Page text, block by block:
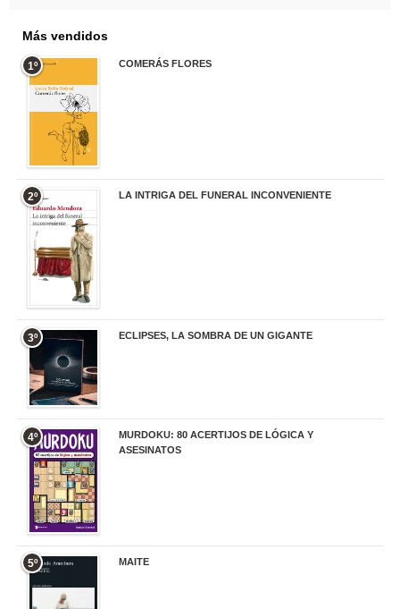
Más vendidos
1º COMERÁS FLORES
2º LA INTRIGA DEL FUNERAL INCONVENIENTE
3º ECLIPSES, LA SOMBRA DE UN GIGANTE
4º
MURDOKU: 80 ACERTIJOS DE LÓGICA Y
ASESINATOS
5º MAITE